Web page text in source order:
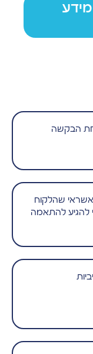
הבקשה
שהלקוח
להגיע להתאמה